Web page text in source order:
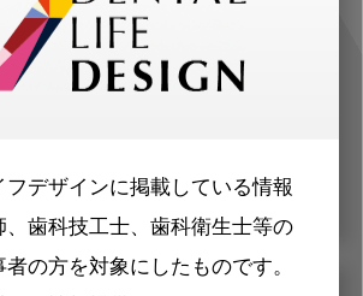
フデザインに掲載している情報
、歯科技工士、歯科衛生士等の
の方を対象にしたものです。
歯科技工士）に合わせた内
マガジンをお届けします。